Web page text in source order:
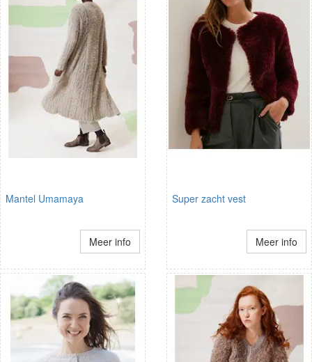
Mantel Umamaya
Meer info
Super zacht vest
Meer info